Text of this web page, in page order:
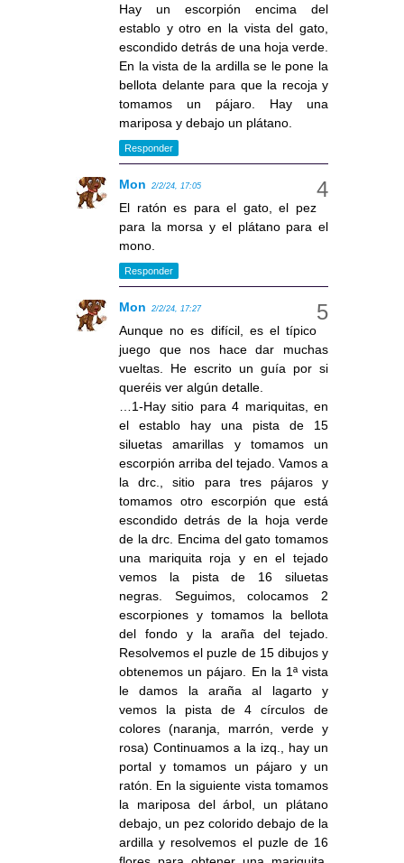
Hay un escorpión encima del
establo y otro en la vista del gato,
escondido detrás de una hoja verde.
En la vista de la ardilla se le pone la
bellota delante para que la recoja y
tomamos un pájaro. Hay una
mariposa y debajo un plátano.
Responder
Mon 2/2/24, 17:05
El ratón es para el gato, el pez
para la morsa y el plátano para el
mono.
Responder
Mon 2/2/24, 17:27
Aunque no es difícil, es el típico
juego que nos hace dar muchas
vueltas. He escrito un guía por si
queréis ver algún detalle.
…1-Hay sitio para 4 mariquitas, en
el establo hay una pista de 15
siluetas amarillas y tomamos un
escorpión arriba del tejado. Vamos a
la drc., sitio para tres pájaros y
tomamos otro escorpión que está
escondido detrás de la hoja verde
de la drc. Encima del gato tomamos
una mariquita roja y en el tejado
vemos la pista de 16 siluetas
negras. Seguimos, colocamos 2
escorpiones y tomamos la bellota
del fondo y la araña del tejado.
Resolvemos el puzle de 15 dibujos y
obtenemos un pájaro. En la 1ª vista
le damos la araña al lagarto y
vemos la pista de 4 círculos de
colores (naranja, marrón, verde y
rosa) Continuamos a la izq., hay un
portal y tomamos un pájaro y un
ratón. En la siguiente vista tomamos
la mariposa del árbol, un plátano
debajo, un pez colorido debajo de la
ardilla y resolvemos el puzle de 16